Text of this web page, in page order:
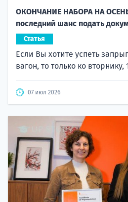
ОКОНЧАНИЕ НАБОРА НА ОСЕНЬ
последний шанс подать
Статья
Если Вы хотите успеть
вагон, то только ко вторнику,
07 июл 2026